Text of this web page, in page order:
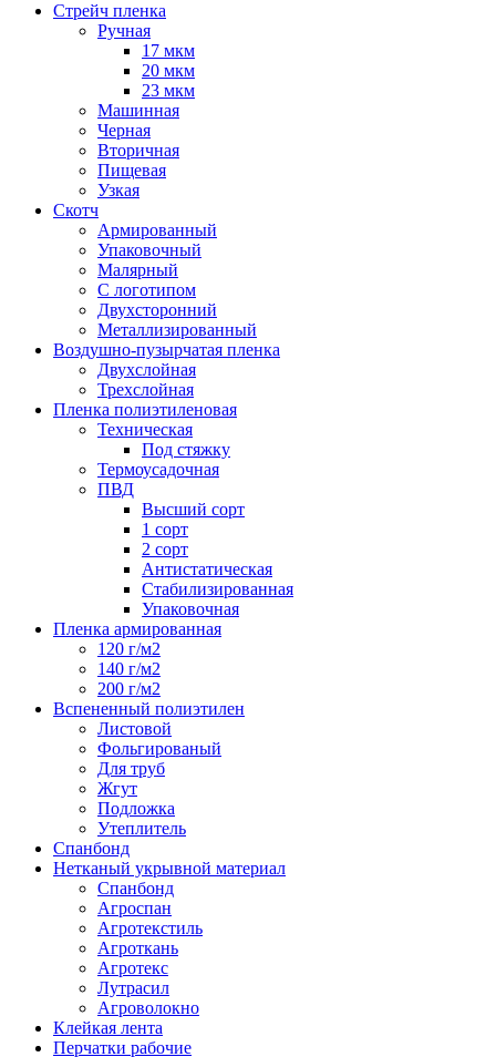
Стрейч пленка
Ручная
17 мкм
20 мкм
23 мкм
Машинная
Черная
Вторичная
Пищевая
Узкая
Скотч
Армированный
Упаковочный
Малярный
С логотипом
Двухсторонний
Металлизированный
Воздушно-пузырчатая пленка
Двухслойная
Трехслойная
Пленка полиэтиленовая
Техническая
Под стяжку
Термоусадочная
ПВД
Высший сорт
1 сорт
2 сорт
Антистатическая
Стабилизированная
Упаковочная
Пленка армированная
120 г/м2
140 г/м2
200 г/м2
Вспененный полиэтилен
Листовой
Фольгированый
Для труб
Жгут
Подложка
Утеплитель
Спанбонд
Нетканый укрывной материал
Спанбонд
Агроспан
Агротекстиль
Агроткань
Агротекс
Лутрасил
Агроволокно
Клейкая лента
Перчатки рабочие